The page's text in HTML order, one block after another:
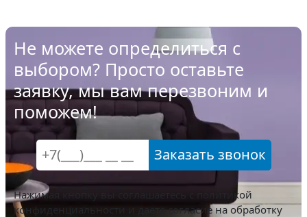
Не можете определиться с
выбором? Просто оставьте
заявку, мы вам перезвоним и
поможем!
Заказать звонок
Нажимая кнопку вы соглашаетесь с
политикой
конфиденциальности и даете согласие на обработку